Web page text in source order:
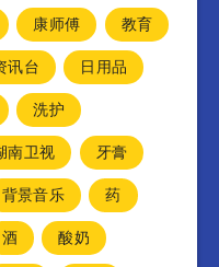
康师傅
教育
讯台
日用品
洗护
南卫视
牙膏
背景音乐
药
酒
酸奶